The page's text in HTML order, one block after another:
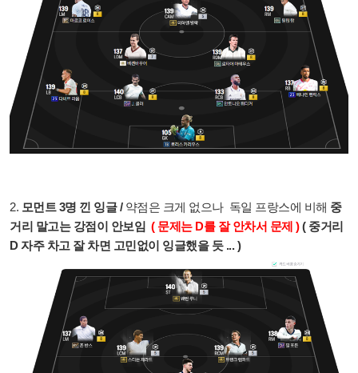
2. 모먼트 3명 낀 잉글 / 약점은 크게 없으나 독일 프랑스에 비해 중
거리 말고는 강점이 안보임 ( 문제는 D를 잘 안차서 문제 )( 중거리
D 자주 차고 잘 차면 고민없이 잉글했을 듯 ... )